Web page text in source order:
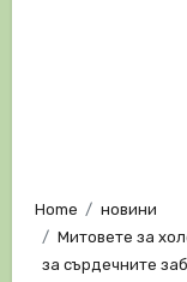
Home
новини
Митовете за
за сърдечните